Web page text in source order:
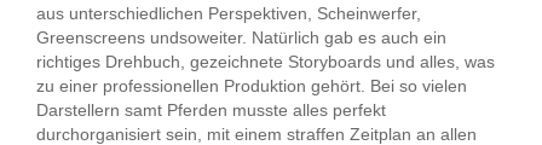
aus unterschiedlichen Perspektiven, Scheinwerfer,
Greenscreens undsoweiter. Natürlich gab es auch ein
richtiges Drehbuch, gezeichnete Storyboards und alles, was
zu einer professionellen Produktion gehört. Bei so vielen
Darstellern samt Pferden musste alles perfekt
durchorganisiert sein, mit einem straffen Zeitplan an allen